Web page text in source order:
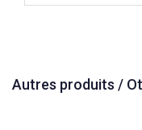
Autres produits /